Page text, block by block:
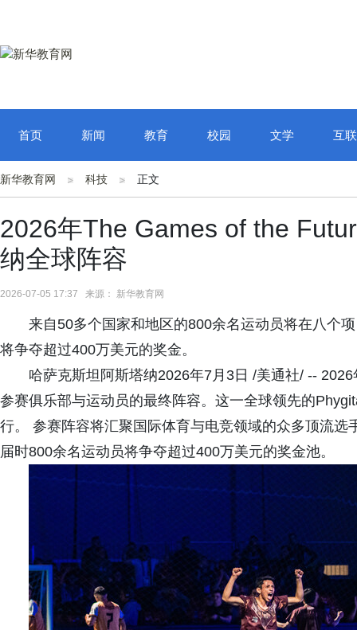
首页 新闻 教育 校园 文学 互
新华教育网 科技 正文
2026年The Games of the
纳全球阵容
2026-07-05 17:37 来源： 新华教育网
来自50多个国家和地区的800余名运动员将在八个
将争夺超过400万美元的奖金。
哈萨克斯坦阿斯塔纳2026年7月3日 /美通社/ --
参赛俱乐部与运动员的最终阵容。这一全球领先的
行。 参赛阵容将汇聚国际体育与电竞领域的众多顶流
届时800余名运动员将争夺超过400万美元的奖金池。